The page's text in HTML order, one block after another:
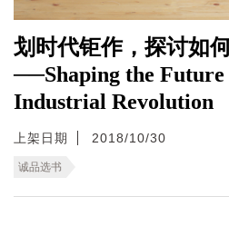
划时代钜作，探讨如
──Shaping the
Industrial Revolution
上架日期 2018/10/30
诚品选书